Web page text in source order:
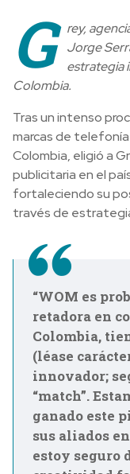
G
rey,
Jorge
estrategia
Colombia.
Tras un intenso
marcas de
Colombia, eligió a
publicitaria en el
fortaleciendo su
través de
“WOM es
retadora en
Colombia,
(léase
innovador;
“match”.
ganado este
sus aliados
estoy seguro